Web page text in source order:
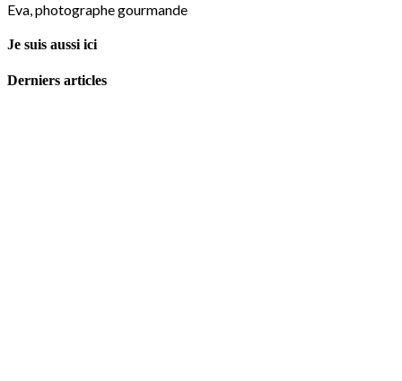
Eva, photographe gourmande
Je suis aussi ici
Derniers articles